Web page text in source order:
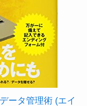
ータ管理術 (エイ